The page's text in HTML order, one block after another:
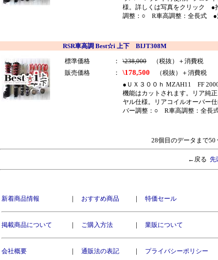
様。詳しくは写真をクリック ●
調整：○ R車高調整：全長式
RSR車高調 Best☆i 上下 BIJT308M
標準価格 ： \238,000 （税抜）＋消費税
販売価格
： \178,500 （税抜）＋消費税
●ＵＸ３００ｈ MZAH11 FF
機能はカットされます。リア純
ヤル仕様。リアコイルオーバ
バー調整：○ R車高調整：全
28個目のデータまで
←戻る 先
新着商品情報 ｜ おすすめ商品 ｜ 特価セール
掲載商品について ｜ ご購入方法 ｜ 業販について
会社概要 ｜ 通販法の表記 ｜ プライバシーポリシー